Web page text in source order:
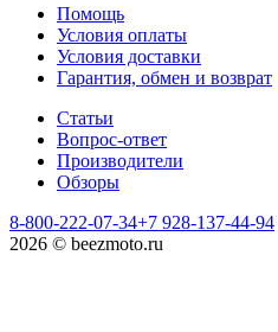
Помощь
Условия оплаты
Условия доставки
Гарантия, обмен и возврат
Статьи
Вопрос-ответ
Производители
Обзоры
8-800-222-07-34+7 928-137-44-94
2026 © beezmoto.ru